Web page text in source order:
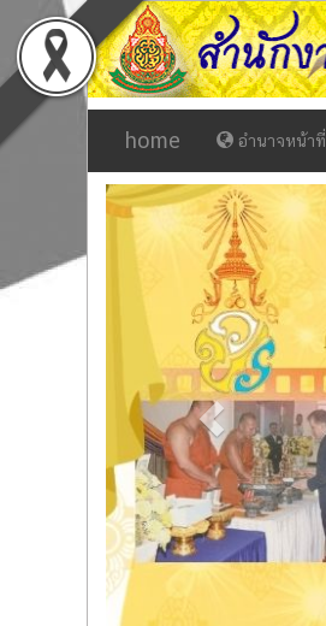
home อำนาจหน้าที่
Previous